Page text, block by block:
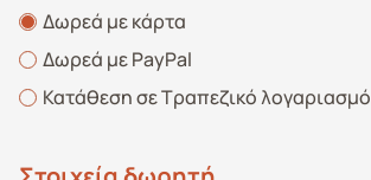
Δωρεά με κάρτα
Δωρεά με PayPal
Κατάθεση σε Τραπεζικό λογαριασμό